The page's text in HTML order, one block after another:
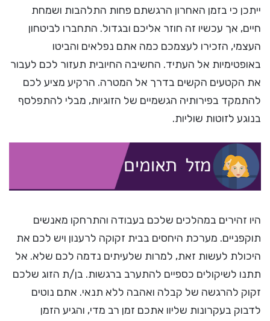
ייתכן כי בזמן האחרון הרגשתם פחות התלהבות ושמחת
חיים, אך עכשיו זה חוזר אליכם ובגדול. התחברו לביטחון
העצמי, הזכירו לעצמכם כמה אתם נפלאים והביטו
באופטימיות אל העתיד. החשיבה החיובית תעזור לכם לעבור
את הקטעים הקשים בדרך אל המטרה. הרקיע מציע לכם
להתמקד בפירותיה הגשמיים של הזוגיות, מבלי להתפלסף
בנוגע לזוטות שוליות.
היו זהירים במהלכים שלכם בעבודה והתרחקו מאנשים
תוקפניים. מערכת היחסים בבית זקוקה לרענון ויש לכם את
היכולת לעשות זאת, למרות שלעיתים נדמה לכם שלא. אל
תתנו לשיקולים כספיים להתערב ברגשות. בן/ת הזוג שלכם
זקוק להרגשה של קבלה ואהבה ללא תנאי. אתם נוטים
לדבוק בעקרונות שליוו אתכם זמן רב מדי, והגיע הזמן